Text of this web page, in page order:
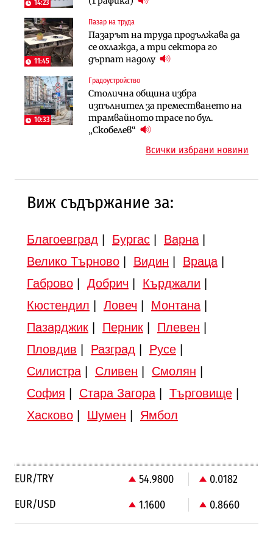
14:23
11:45
Пазар на труда
Пазарът на труда продължава да
се охлажда, а три сектора го
дърпат надолу
10:33
Градоустройство
Столична община избра
изпълнител за преместването на
трамвайното трасе по бул.
„Скобелев“
Инфраструктура
АПИ възложи промяната на
парцеларния план за
Търново
Градоустройство
Шест кандидата с интерес към
надзора на двете метростанции в
Финанси
Ипотечното кредитиране в
България продължава да се охлажда
(Графика)
Инфраструктура
Вторият мост над Варненското
езеро става част от бъдещата
магистрала „Черно море“
Всички избрани новини
Виж съдържание за:
Благоевград Бургас| Варна|
Велико Търново| Видин Враца|
Габрово| Добрич Кърджали
Кюстендил
Ловеч Монтана|
Пазарджик| Перник| Плевен
Пловдив
Разград Русе|
Силистра| Сливен Смолян
София
Стара Загора| Търговище|
Хасково| Шумен Ямбол
EUR/TRY 54.9800
0.0182
EUR/USD
1.1600 0.8660